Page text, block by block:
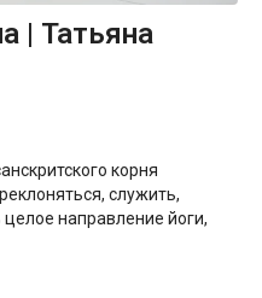
| Татьяна
корня
служить,
направление йоги,